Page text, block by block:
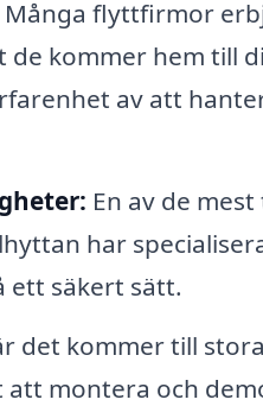
Många flyttfirmor
kommer hem till
av att
En av de
har
ett säkert sätt.
det kommer till
montera och